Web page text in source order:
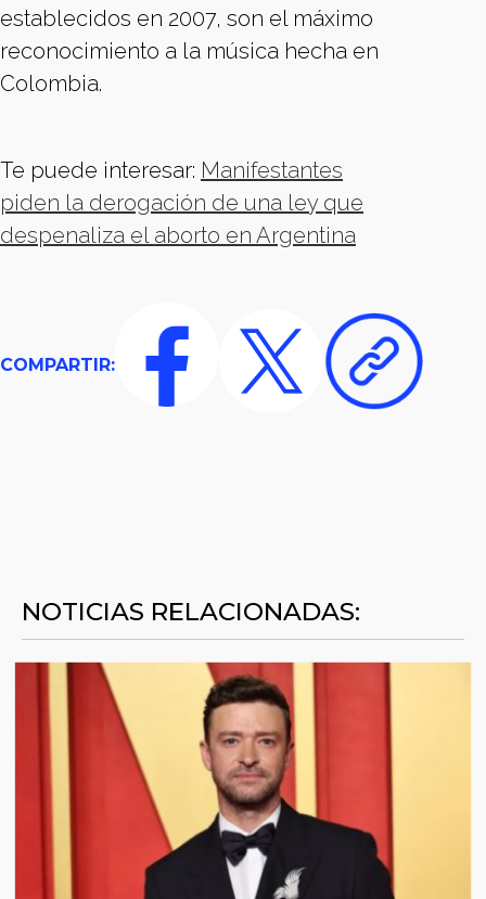
establecidos en 2007, son el máximo
reconocimiento a la música hecha en
Colombia.
Te puede interesar: Manifestantes
piden la derogación de una ley que
despenaliza el aborto en Argentina
COMPARTIR:
NOTICIAS RELACIONADAS: